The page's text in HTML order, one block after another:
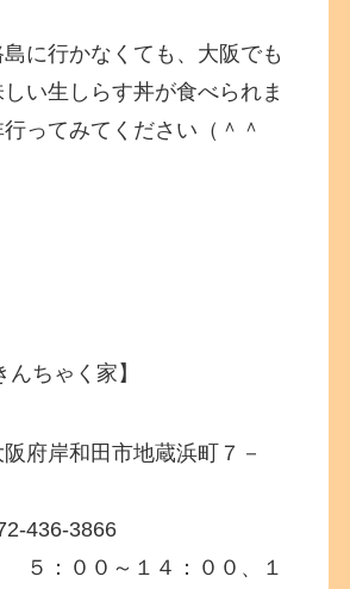
に行かなくても、大阪でも
い生しらす丼が食べられま
ってみてください（＾＾
んちゃく家】
岸和田市地蔵浜町７－
436-3866
：００～１４：００、１